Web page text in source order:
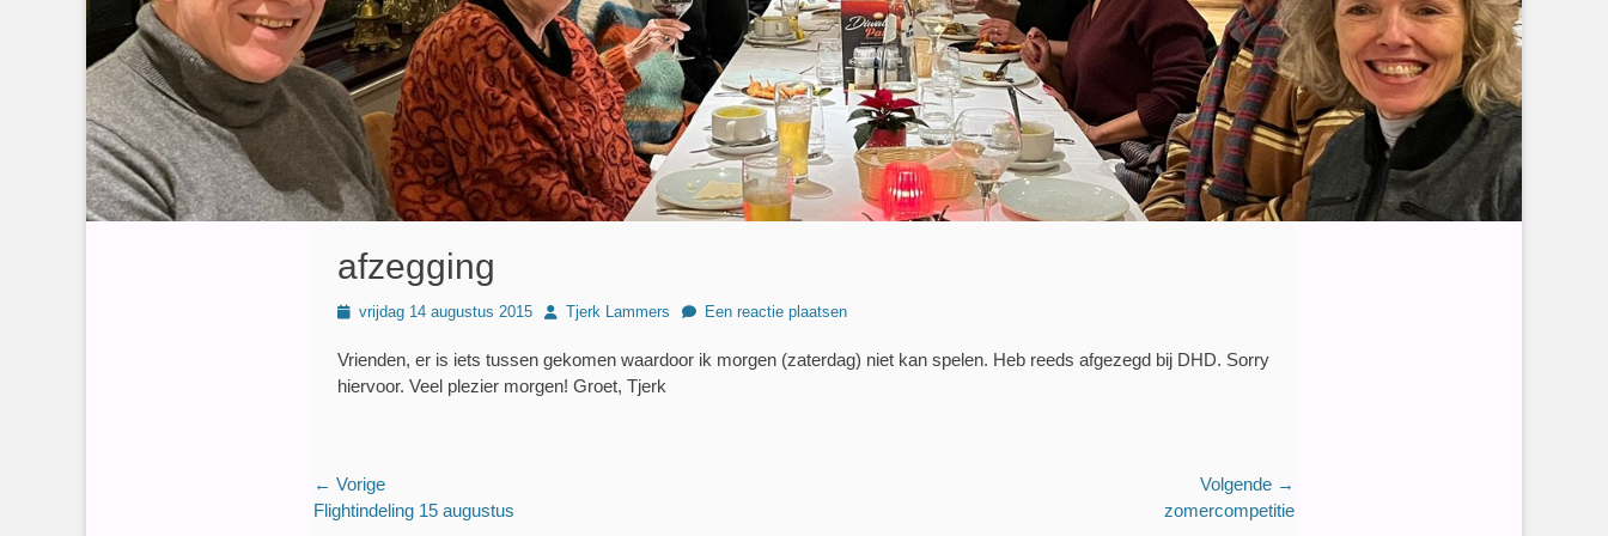
afzegging
Geplaatst
vrijdag 14 augustus 2015 AuthorTjerk Lammers Een reactie plaatsen
Vrienden, er is iets tussen gekomen waardoor ik morgen (zaterdag) niet kan spelen. Heb reeds afgezegd bij DHD. Sorry
hiervoor. Veel plezier morgen! Groet, Tjerk
Bericht
← Vorige
Vorig
Flightindeling 15 augustus
Volgende →
zomercompetitie